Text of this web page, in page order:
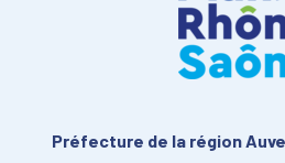
Préfecture de la région